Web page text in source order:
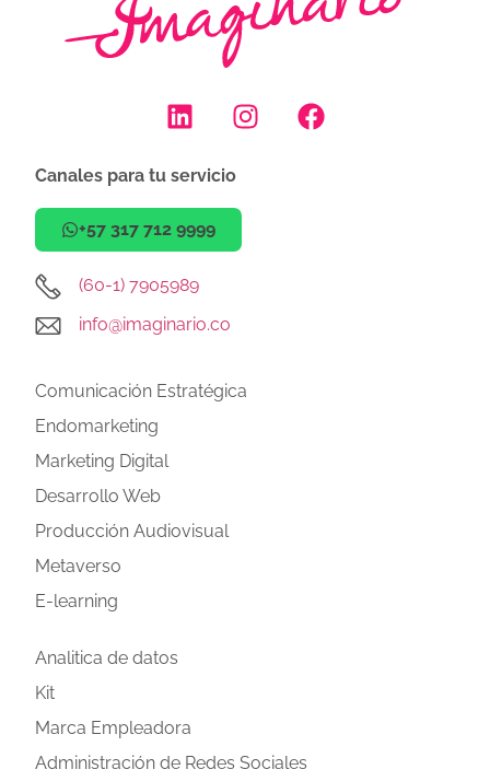
Canales para tu servicio
+57 317 712 9999
(60-1) 7905989
info@imaginario.co
Comunicación Estratégica
Endomarketing
Marketing Digital
Desarrollo Web
Producción Audiovisual
Metaverso
E-learning
Analitica de datos
Kit
Marca Empleadora
Administración de Redes Sociales